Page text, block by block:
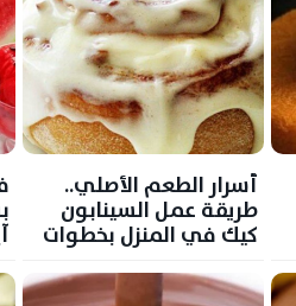
أسرار الطعم الأصلي..
طريقة عمل السينابون
كيك في المنزل بخطوات